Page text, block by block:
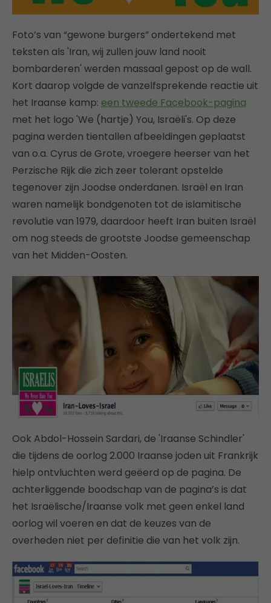
Foto’s van “gewone burgers” ondertekend met
teksten als 'Iran, wij zullen jouw land nooit
bombarderen' werden massaal gepost op de wall.
Kort daarop volgde de vanzelfsprekende reactie uit
het Iraanse kamp: een tweede Facebook-pagina
met het logo 'We (hartje) You, Israëli's. Op deze
pagina werden tientallen afbeeldingen geplaatst
van o.a. Cyrus de Grote, vroegere heerser van het
Perzische Rijk die zich zeer tolerant opstelde
tegenover zijn Joodse onderdanen. Israël en Iran
waren namelijk bondgenoten tot de islamitische
revolutie van 1979, daardoor heeft Iran buiten Israël
om nog steeds de grootste Joodse gemeenschap
van het Midden-Oosten.
Ook Abdol-Hossein Sardari, de 'Iraanse Schindler'
die tijdens de oorlog 2.000 Iraanse joden uit Frankrijk
hielp ontvluchten werd geëerd op de pagina. De
achterliggende boodschap van de pagina’s is dat
het Israëlische/Iraanse volk met geen enkel land
oorlog wil voeren en dat de keuzes van de
overheden niet per definitie die van het volk zijn.